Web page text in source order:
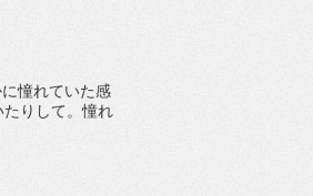
憧れていた感
りして。憧れ